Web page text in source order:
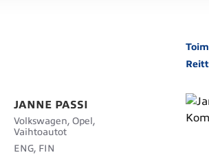
JANNE PASSI
Volkswagen, Opel,
Vaihtoautot
ENG, FIN